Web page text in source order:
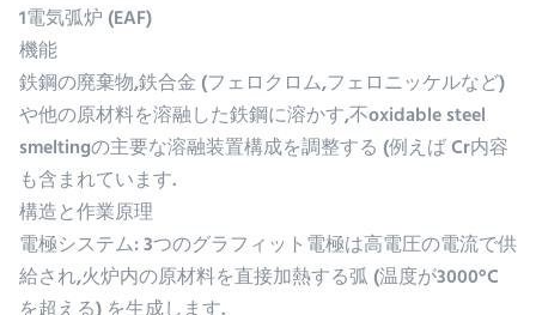
1電気弧炉 (EAF)
機能
鉄鋼の廃棄物,鉄合金 (フェロクロム,フェロニッケルなど)
や他の原材料を溶融した鉄鋼に溶かす,不oxidable steel
smeltingの主要な溶融装置構成を調整する (例えば Cr内容
も含まれています.
構造と作業原理
電極システム: 3つのグラフィット電極は高電圧の電流で供
給され,火炉内の原材料を直接加熱する弧 (温度が3000°C